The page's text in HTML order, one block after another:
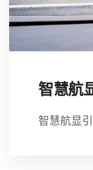
智慧航
智慧航显